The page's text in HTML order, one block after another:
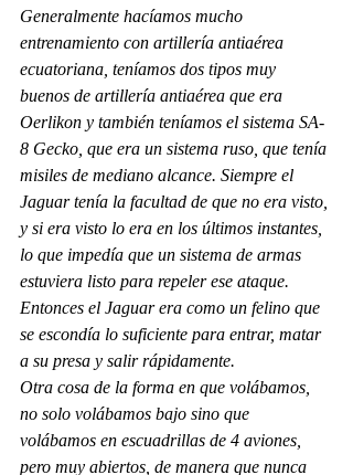
Generalmente hacíamos mucho
entrenamiento con artillería antiaérea
ecuatoriana, teníamos dos tipos muy
buenos de artillería antiaérea que era
Oerlikon y también teníamos el sistema SA-
8 Gecko, que era un sistema ruso, que tenía
misiles de mediano alcance. Siempre el
Jaguar tenía la facultad de que no era visto,
y si era visto lo era en los últimos instantes,
lo que impedía que un sistema de armas
estuviera listo para repeler ese ataque.
Entonces el Jaguar era como un felino que
se escondía lo suficiente para entrar, matar
a su presa y salir rápidamente.
Otra cosa de la forma en que volábamos,
no solo volábamos bajo sino que
volábamos en escuadrillas de 4 aviones,
pero muy abiertos, de manera que nunca